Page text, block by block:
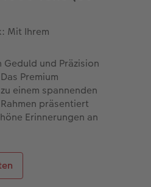
Mit Ihrem
Geduld und Präzision
Premium
einem spannenden
präsentiert
Erinnerungen an